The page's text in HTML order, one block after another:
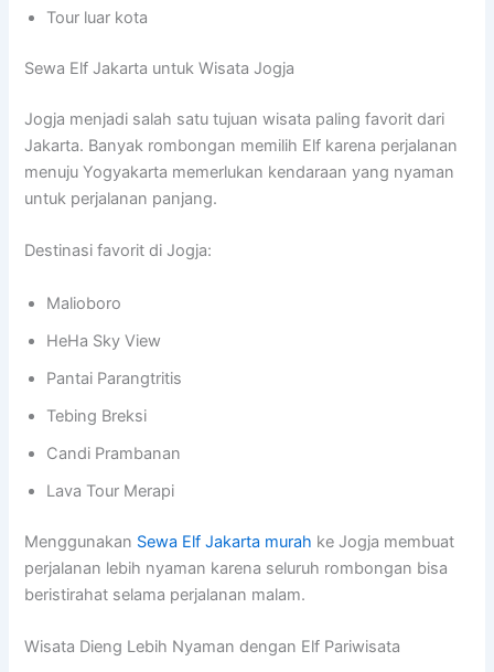
Tour luar kota
Sewa Elf Jakarta untuk Wisata Jogja
Jogja menjadi salah satu tujuan wisata paling favorit dari
Jakarta. Banyak rombongan memilih Elf karena perjalanan
menuju Yogyakarta memerlukan kendaraan yang nyaman
untuk perjalanan panjang.
Destinasi favorit di Jogja:
Malioboro
HeHa Sky View
Pantai Parangtritis
Tebing Breksi
Candi Prambanan
Lava Tour Merapi
Menggunakan Sewa Elf Jakarta murah ke Jogja membuat
perjalanan lebih nyaman karena seluruh rombongan bisa
beristirahat selama perjalanan malam.
Wisata Dieng Lebih Nyaman dengan Elf Pariwisata